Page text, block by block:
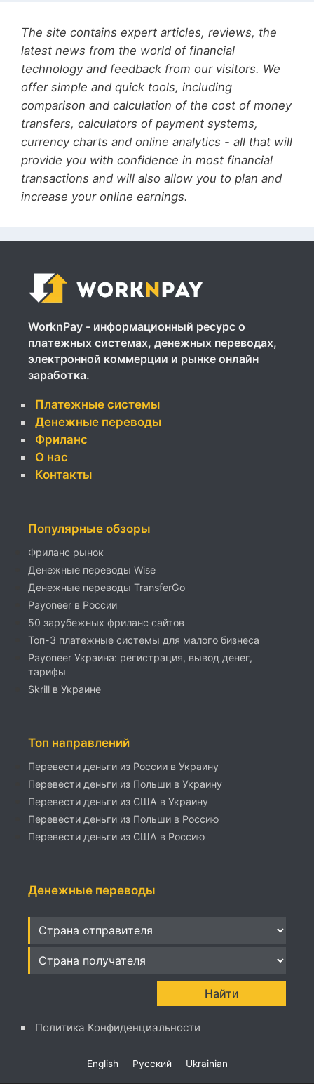
The site contains expert articles, reviews, the
latest news from the world of financial
technology and feedback from our visitors. We
offer simple and quick tools, including
comparison and calculation of the cost of money
transfers, calculators of payment systems,
currency charts and online analytics - all that will
provide you with confidence in most financial
transactions and will also allow you to plan and
increase your online earnings.
WorknPay - информационный ресурс о
платежных системах, денежных переводах,
электронной коммерции и рынке онлайн
заработка.
Платежные системы
Денежные переводы
Фриланс
О нас
Контакты
Популярные обзоры
Фриланс рынок
Денежные переводы Wise
Денежные переводы TransferGo
Payoneer в России
50 зарубежных фриланс сайтов
Топ-3 платежные системы для малого бизнеса
Payoneer Украина: регистрация, вывод денег,
тарифы
Skrill в Украине
Топ направлений
Перевести деньги из России в Украину
Перевести деньги из Польши в Украину
Перевести деньги из США в Украину
Перевести деньги из Польши в Россию
Перевести деньги из США в Россию
Денежные переводы
Политика Конфиденциальности
English Русский Ukrainian